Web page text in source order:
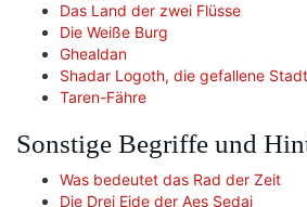
Das Land der zwei Flüsse
Die Weiße Burg
Ghealdan
Shadar Logoth, die gefallene Stadt
Taren-Fähre
Sonstige Begriffe und
Was bedeutet das Rad der Zeit
Die Drei Eide der Aes Sedai